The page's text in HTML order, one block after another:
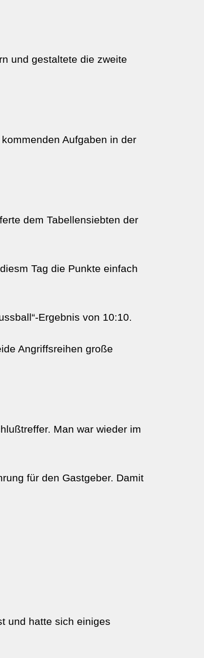
und gestaltete die zweite
Aufgaben in der
dem Tabellensiebten der
Tag die Punkte einfach
Ergebnis von 10:10.
Angriffsreihen große
Man war wieder im
für den Gastgeber. Damit
und hatte sich einiges